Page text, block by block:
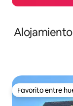
Favorito entre
Favorito entre